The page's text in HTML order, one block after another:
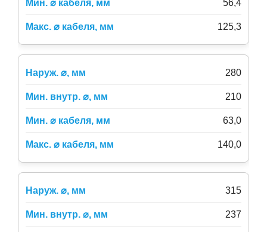
56,4
125,3
280
210
63,0
140,0
315
237